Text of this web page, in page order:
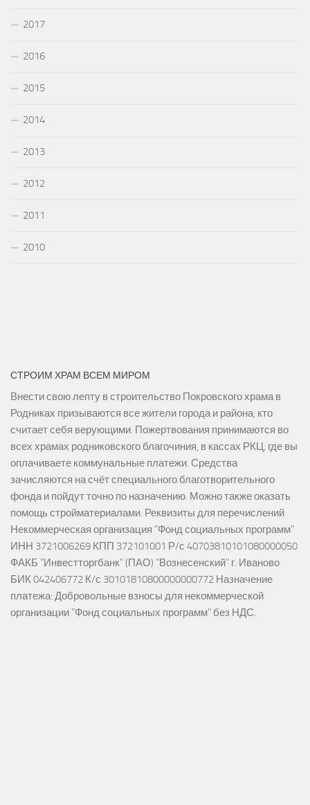
2017
2016
2015
2014
2013
2012
2011
2010
СТРОИМ ХРАМ ВСЕМ МИРОМ
Внести свою лепту в строительство Покровского храма в
Родниках призываются все жители города и района, кто
считает себя верующими. Пожертвования принимаются во
всех храмах родниковского благочиния, в кассах РКЦ, где вы
оплачиваете коммунальные платежи. Средства
зачисляются на счёт специального благотворительного
фонда и пойдут точно по назначению. Можно также оказать
помощь стройматериалами. Реквизиты для перечислений
Некоммерческая организация "Фонд социальных программ"
ИНН 3721006269 КПП 372101001 Р/с 40703810101080000050
ФАКБ "Инвестторгбанк" (ПАО) "Вознесенский" г. Иваново
БИК 042406772 К/с 30101810800000000772 Назначение
платежа: Добровольные взносы для некоммерческой
организации "Фонд социальных программ" без НДС.